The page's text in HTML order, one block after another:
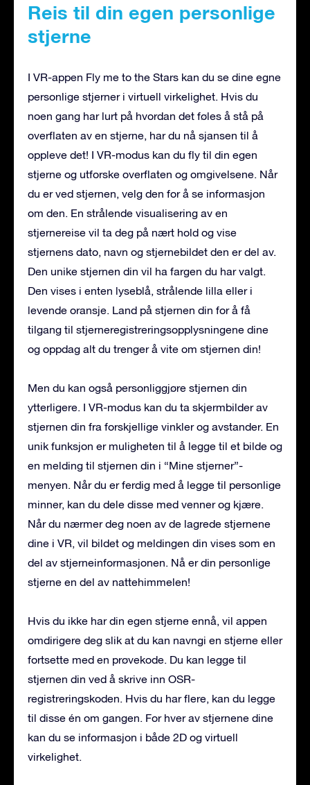
Reis til din egen personlige
stjerne
I VR-appen Fly me to the Stars kan du se dine egne
personlige stjerner i virtuell virkelighet. Hvis du
noen gang har lurt på hvordan det føles å stå på
overflaten av en stjerne, har du nå sjansen til å
oppleve det! I VR-modus kan du fly til din egen
stjerne og utforske overflaten og omgivelsene. Når
du er ved stjernen, velg den for å se informasjon
om den. En strålende visualisering av en
stjernereise vil ta deg på nært hold og vise
stjernens dato, navn og stjernebildet den er del av.
Den unike stjernen din vil ha fargen du har valgt.
Den vises i enten lyseblå, strålende lilla eller i
levende oransje. Land på stjernen din for å få
tilgang til stjerneregistreringsopplysningene dine
og oppdag alt du trenger å vite om stjernen din!
Men du kan også personliggjøre stjernen din
ytterligere. I VR-modus kan du ta skjermbilder av
stjernen din fra forskjellige vinkler og avstander. En
unik funksjon er muligheten til å legge til et bilde og
en melding til stjernen din i “Mine stjerner”-
menyen. Når du er ferdig med å legge til personlige
minner, kan du dele disse med venner og kjære.
Når du nærmer deg noen av de lagrede stjernene
dine i VR, vil bildet og meldingen din vises som en
del av stjerneinformasjonen. Nå er din personlige
stjerne en del av nattehimmelen!
Hvis du ikke har din egen stjerne ennå, vil appen
omdirigere deg slik at du kan navngi en stjerne eller
fortsette med en prøvekode. Du kan legge til
stjernen din ved å skrive inn OSR-
registreringskoden. Hvis du har flere, kan du legge
til disse én om gangen. For hver av stjernene dine
kan du se informasjon i både 2D og virtuell
virkelighet.